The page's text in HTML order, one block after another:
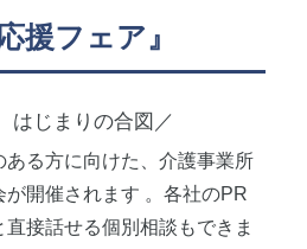
援フェア』
はじまりの合図／
る方に向けた、 介護事業所
が開催されます 。各社のPR
接話せる個別相談もできま